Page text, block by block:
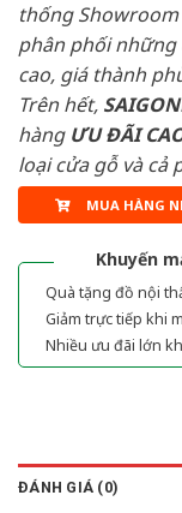
thống Showroom
phân phối
cao, giá thành
Trên hết,
hàng ƯU ĐÃI
loại cửa gỗ và cả
MUA HÀNG
Khuyến
Quà tặng đồ nội
Giảm trực tiếp khi
Nhiều ưu đãi lớn
ĐÁNH GIÁ (0)